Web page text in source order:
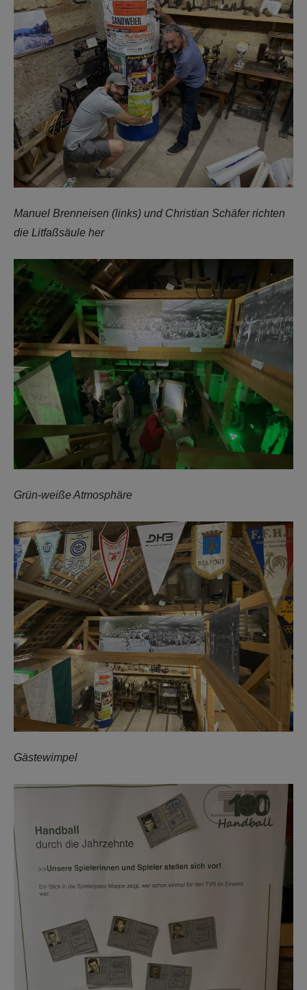
Manuel Brenneisen (links) und Christian Schäfer richten
die Litfaßsäule her
Grün-weiße Atmosphäre
Gästewimpel